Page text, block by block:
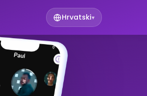
Hrvatski▾